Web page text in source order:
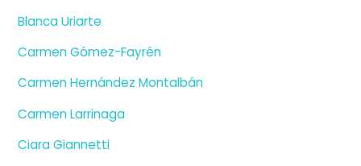
Blanca Uriarte
Carmen Gómez-Fayrén
Carmen Hernández Montalbán
Carmen Larrinaga
Ciara Giannetti